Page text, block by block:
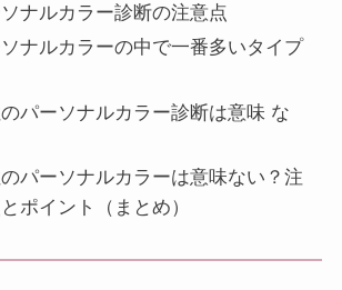
ナルカラー診断の注意点
ナルカラーの中で一番多いタイプ
パーソナルカラー診断は意味 な
パーソナルカラーは意味ない？注
ポイント（まとめ）